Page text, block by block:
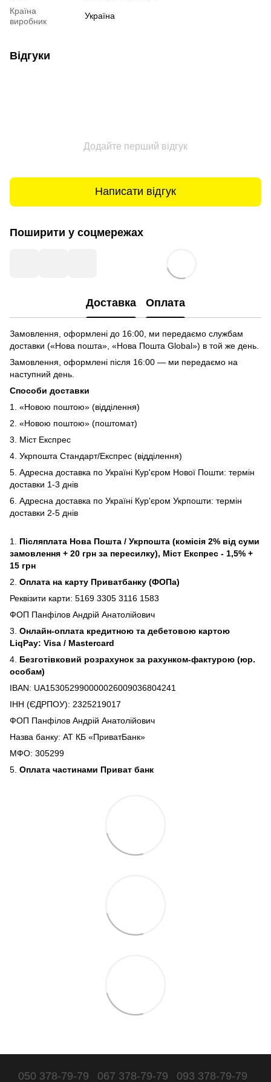
Країна
виробник
Україна
Відгуки
Додайте перший відгук
Написати відгук
Поширити у соцмережах
Доставка Оплата
Замовлення, оформлені до 16:00, ми передаємо службам
доставки («Нова пошта», «Нова Пошта Global») в той же день.
Замовлення, оформлені після 16:00 — ми передаємо на
наступний день.
Способи доставки
1. «Новою поштою» (відділення)
2. «Новою поштою» (поштомат)
3. Міст Експрес
4. Укрпошта Стандарт/Експрес (відділення)
5. Адресна доставка по Україні Кур'єром Нової Пошти: термін
доставки 1-3 днів
6. Адресна доставка по Україні Кур'єром Укрпошти: термін
доставки 2-5 днів
1. Післяплата Нова Пошта / Укрпошта (комісія 2% від суми
замовлення + 20 грн за пересилку), Міст Експрес - 1,5% +
15 грн
2. Оплата на карту Приватбанку (ФОПа)
Реквізити карти: 5169 3305 3116 1583
ФОП Панфілов Андрій Анатолійович
3. Онлайн-оплата кредитною та дебетовою картою
LiqPay: Visa / Mastercard
4. Безготівковий розрахунок за рахунком-фактурою (юр.
особам)
IBAN: UA153052990000026009036804241
ІНН (ЄДРПОУ): 2325219017
ФОП Панфілов Андрій Анатолійович
Назва банку: АТ КБ «ПриватБанк»
МФО: 305299
5. Оплата частинами Приват банк
050 378-79-79 067 378-79-79 093 378-79-79